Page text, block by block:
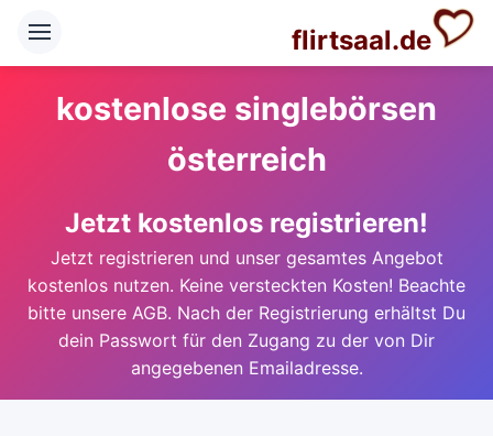
flirtsaal.de
kostenlose singlebörsen
österreich
Jetzt kostenlos registrieren!
Jetzt registrieren und unser gesamtes Angebot
kostenlos nutzen. Keine versteckten Kosten! Beachte
bitte unsere AGB. Nach der Registrierung erhältst Du
dein Passwort für den Zugang zu der von Dir
angegebenen Emailadresse.